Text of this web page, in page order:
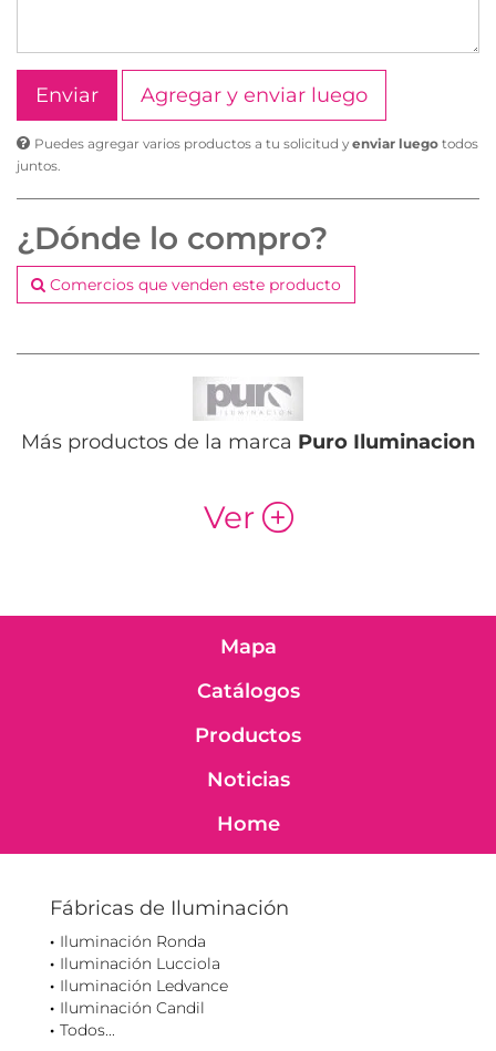
Agregar y enviar luego
Puedes agregar varios productos a tu solicitud y enviar luego todos
juntos.
¿Dónde lo compro?
Comercios que venden este producto
Más productos de la marca Puro Iluminacion
Ver p
Mapa
Catálogos
Productos
Noticias
Home
Fábricas de Iluminación
Iluminación Ronda
Iluminación Lucciola
Iluminación Ledvance
Iluminación Candil
Todos...